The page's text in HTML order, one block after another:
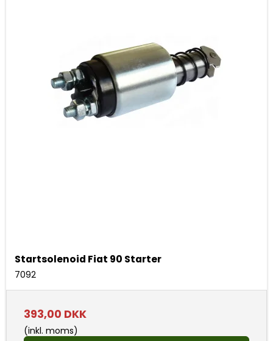
Startsolenoid Fiat 90 Starter
7092
393,00 DKK
(inkl. moms)